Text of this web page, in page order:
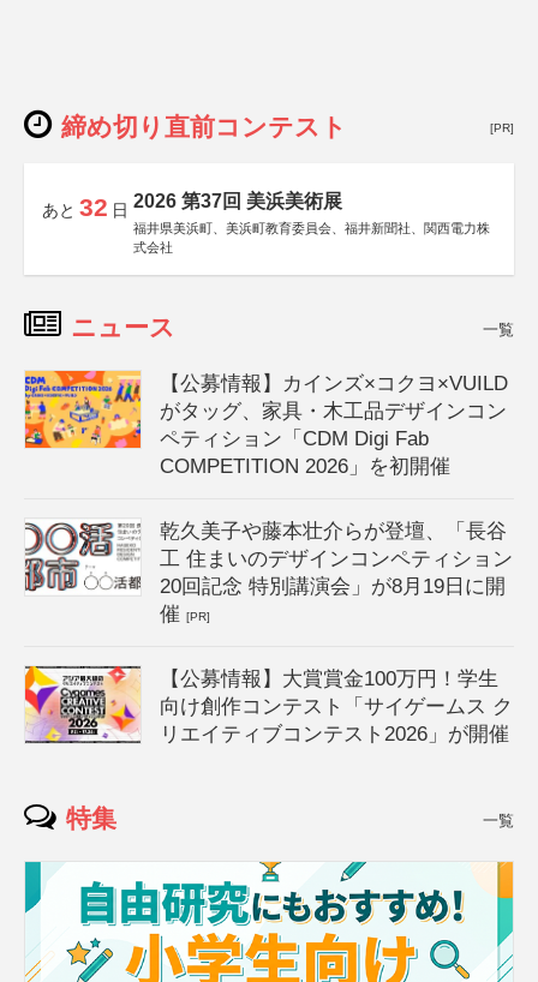
締め切り直前コンテスト [PR]
あと 32 日 2026 第37回 美浜美術展
福井県美浜町、美浜町教育委員会、福井新聞社、関西電力株
式会社
ニュース 一覧
【公募情報】カインズ×コクヨ×VUILD
がタッグ、家具・木工品デザインコン
ペティション「CDM Digi Fab
COMPETITION 2026」を初開催
乾久美子や藤本壮介らが登壇、「長谷
工 住まいのデザインコンペティション
20回記念 特別講演会」が8月19日に開
催[PR]
【公募情報】大賞賞金100万円！学生
向け創作コンテスト「サイゲームス ク
リエイティブコンテスト2026」が開催
特集 一覧